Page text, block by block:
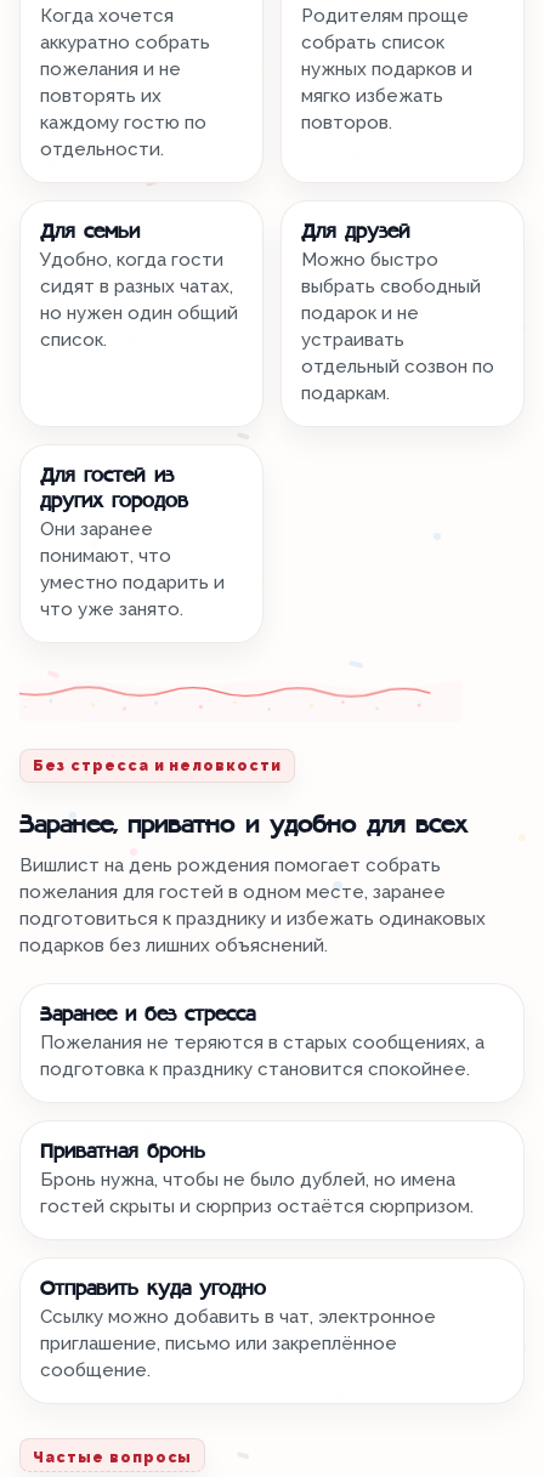
Когда хочется
аккуратно собрать
пожелания и не
повторять их
каждому гостю по
отдельности.
Родителям проще
собрать список
нужных подарков и
мягко избежать
повторов.
Для семьи
Удобно, когда гости
сидят в разных чатах,
но нужен один общий
список.
Для друзей
Можно быстро
выбрать свободный
подарок и не
устраивать
отдельный созвон по
подаркам.
Для гостей из
других городов
Они заранее
понимают, что
уместно подарить и
что уже занято.
Без стресса и неловкости
Заранее, приватно и удобно для всех
Вишлист на день рождения помогает собрать
пожелания для гостей в одном месте, заранее
подготовиться к празднику и избежать одинаковых
подарков без лишних объяснений.
Заранее и без стресса
Пожелания не теряются в старых сообщениях, а
подготовка к празднику становится спокойнее.
Приватная бронь
Бронь нужна, чтобы не было дублей, но имена
гостей скрыты и сюрприз остаётся сюрпризом.
Отправить куда угодно
Ссылку можно добавить в чат, электронное
приглашение, письмо или закреплённое
сообщение.
Частые вопросы